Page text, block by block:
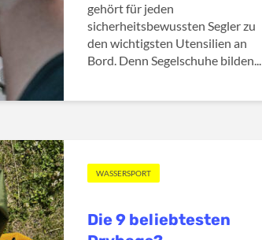
gehört für jeden
sicherheitsbewussten Segler zu
den wichtigsten Utensilien an
Bord. Denn Segelschuhe bilden...
WASSERSPORT
Die 9 beliebtesten